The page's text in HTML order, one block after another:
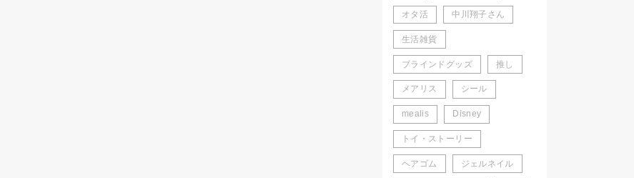
オタ活 中川翔子さん
生活雑貨
ブラインドグッズ 推し
メアリス シール
mealis Disney
トイ・ストーリー
ヘアゴム ジェルネイル